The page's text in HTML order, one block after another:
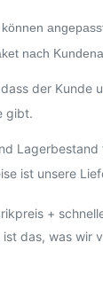
nach
der Kunde
gibt.
Lagerbestand
ist unsere
+
das, was wir